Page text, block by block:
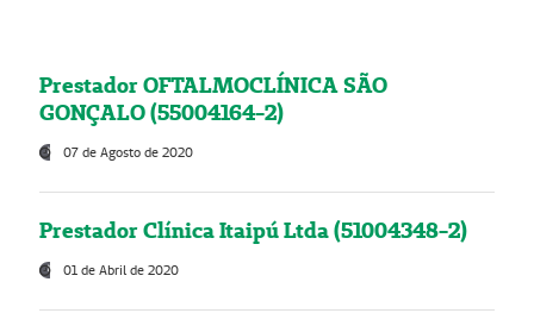
Prestador OFTALMOCLÍNICA SÃO
GONÇALO (55004164-2)
07 de Agosto de 2020
Prestador Clínica Itaipú Ltda (51004348-2)
01 de Abril de 2020